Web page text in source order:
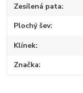
Zesílená pata
Plochý šev
Klínek
Značka